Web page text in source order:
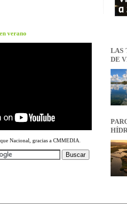
verano
Nacional, gracias a CMMEDIA.
LAS
DE